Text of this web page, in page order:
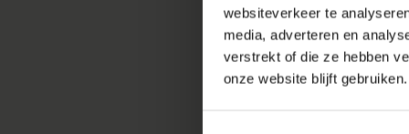
websiteverkeer te
media, adverteren en
verstrekt of die ze hebben
onze website blijft gebruiken.
tracken.
Custom
klik de link